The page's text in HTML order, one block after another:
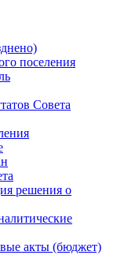
поселения
Совета
решения о
акты (бюджет)